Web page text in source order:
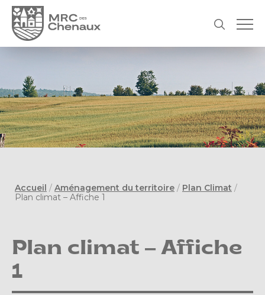
Accueil / Aménagement du territoire / Plan Climat /
Plan climat – Affiche 1
Plan climat – Affiche
1